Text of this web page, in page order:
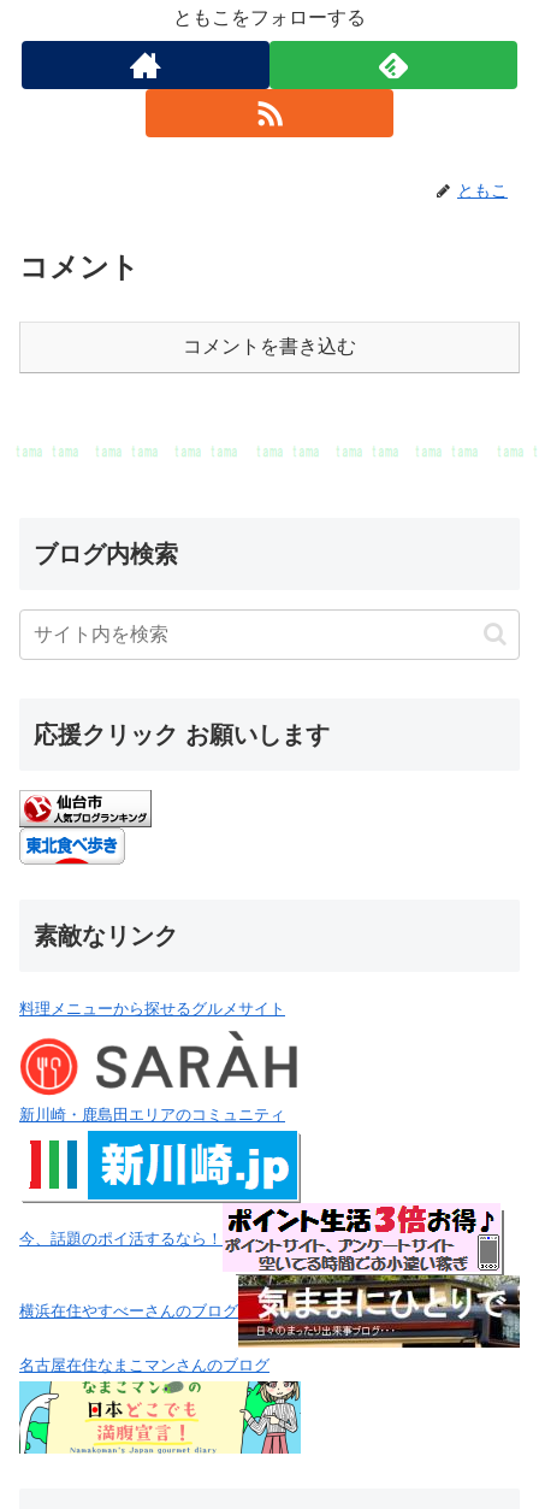
ともこをフォローする
ともこ
コメント
コメントを書き込む
ブログ内検索
応援クリック お願いします
素敵なリンク
料理メニューから探せるグルメサイト
新川崎・鹿島田エリアのコミュニティ
今、話題のポイ活するなら！
横浜在住やすべーさんのブログ
名古屋在住なまこマンさんのブログ